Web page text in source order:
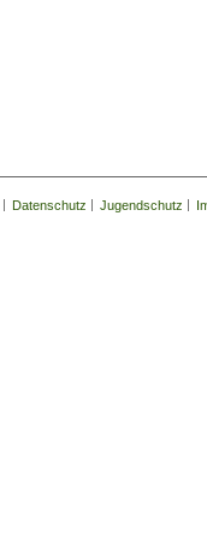
Datenschutz Jugendschutz